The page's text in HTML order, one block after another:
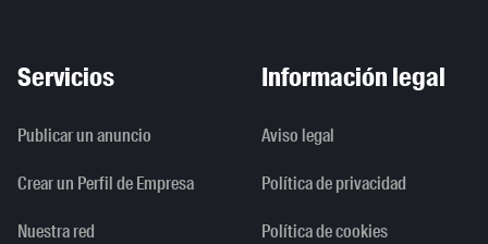
Servicios
Publicar un anuncio
Crear un Perfil de Empresa
Nuestra red
Información legal
Aviso legal
Política de privacidad
Política de cookies